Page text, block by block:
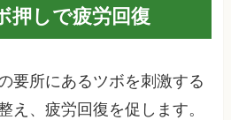
押しで疲労回復
要所にあるツボを刺激する
え、疲労回復を促します。